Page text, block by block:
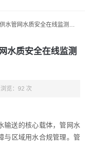
网水质安全在线监测设备一览
水质安全在线监测
浏览：92 次
输送的核心载体，管网水
与区域用水合规管理。管